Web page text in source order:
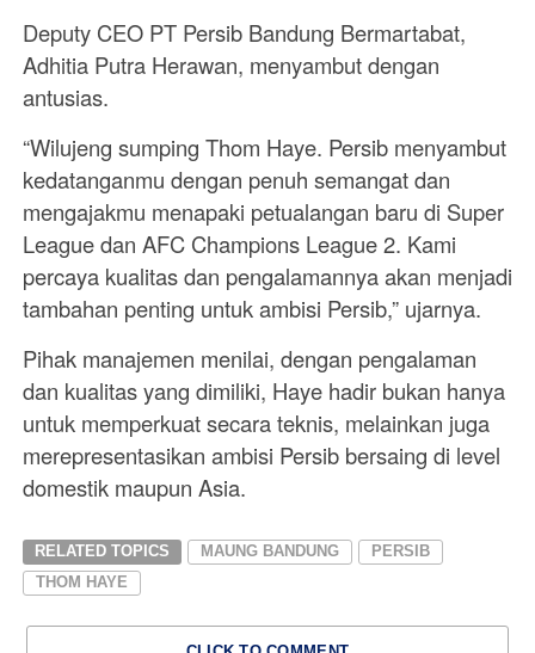
Deputy CEO PT Persib Bandung Bermartabat,
Adhitia Putra Herawan, menyambut dengan
antusias.
“Wilujeng sumping Thom Haye. Persib menyambut
kedatanganmu dengan penuh semangat dan
mengajakmu menapaki petualangan baru di Super
League dan AFC Champions League 2. Kami
percaya kualitas dan pengalamannya akan menjadi
tambahan penting untuk ambisi Persib,” ujarnya.
Pihak manajemen menilai, dengan pengalaman
dan kualitas yang dimiliki, Haye hadir bukan hanya
untuk memperkuat secara teknis, melainkan juga
merepresentasikan ambisi Persib bersaing di level
domestik maupun Asia.
RELATED TOPICS MAUNG BANDUNG
PERSIB
THOM HAYE